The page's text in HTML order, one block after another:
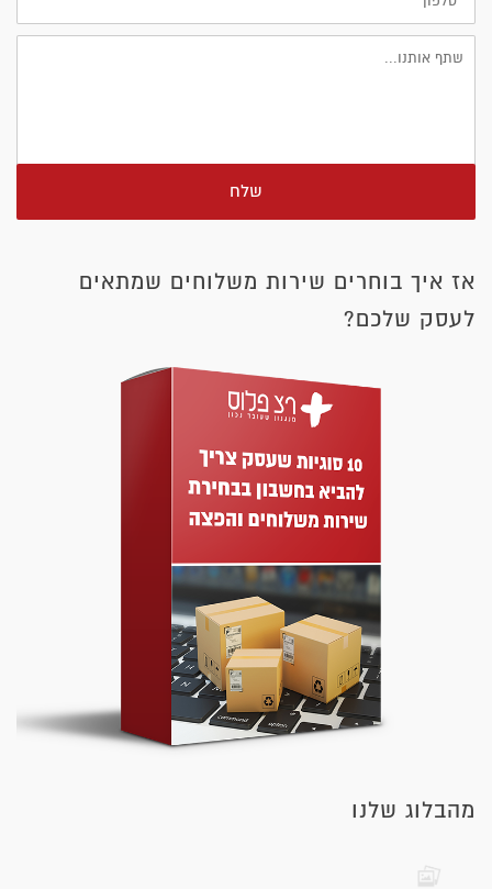
שלח
אז איך בוחרים שירות משלוחים שמתאים
לעסק שלכם?
מהבלוג שלנו